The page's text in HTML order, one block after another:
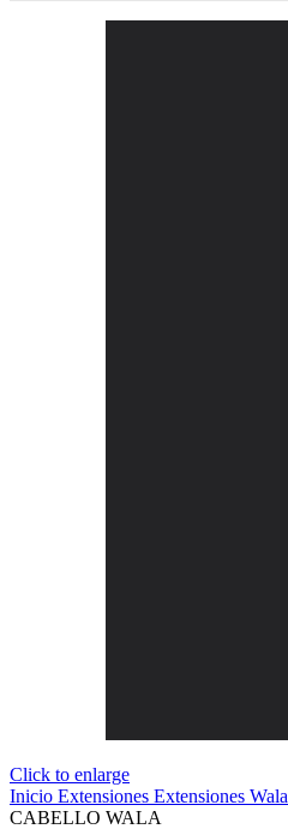
Click to enlarge
Inicio Extensiones Extensiones Wala
CABELLO WALA